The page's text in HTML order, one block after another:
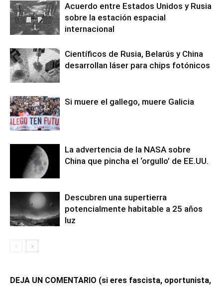
Acuerdo entre Estados Unidos y Rusia
sobre la estación espacial
internacional
Científicos de Rusia, Belarús y China
desarrollan láser para chips fotónicos
Si muere el gallego, muere Galicia
La advertencia de la NASA sobre
China que pincha el ‘orgullo’ de EE.UU.
Descubren una supertierra
potencialmente habitable a 25 años
luz
DEJA UN COMENTARIO (si eres fascista, oportunista,